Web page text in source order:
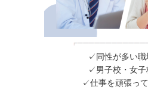
✓同性が多
✓男子校・女
✓仕事を頑張っ